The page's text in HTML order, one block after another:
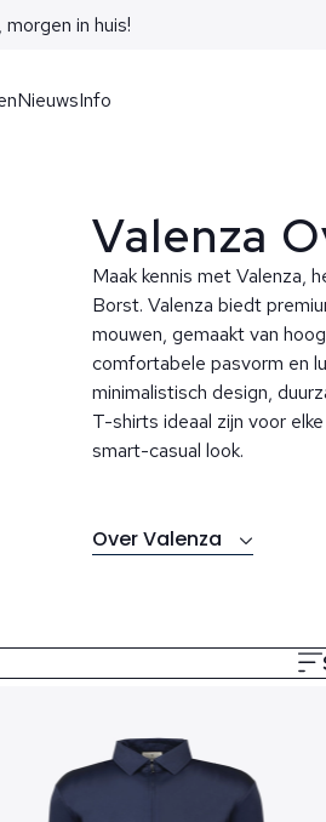
in huis!
NieuwsInfo
Valenza
Maak kennis met Valenza,
Borst. Valenza biedt
mouwen, gemaakt van
comfortabele pasvorm en
minimalistisch design,
T-shirts ideaal zijn voor
smart-casual look.
Over Valenza